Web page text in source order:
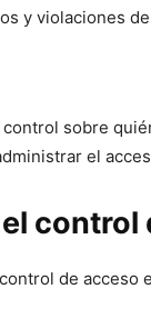
y violaciones
sobre
el
control
de acceso⁣